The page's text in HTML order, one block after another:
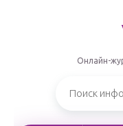
Онлайн-